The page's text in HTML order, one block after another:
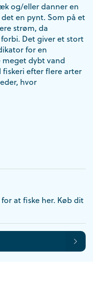
og/eller danner en
en pynt. Som på et
strøm, da
Det giver et stort
for en
meget dybt vand
efter flere arter
hvor
at fiske her. Køb dit